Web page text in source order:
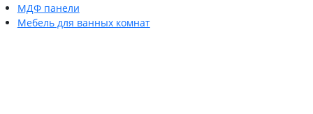
МДФ панели
Мебель для ванных комнат